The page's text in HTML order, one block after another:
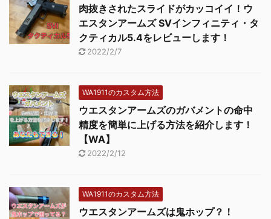
肉抜きされたスライドがカッコイイ！ウ
エスタンアームズ SVインフィニティ・タ
クティカル5.4をレビューします！
2022/2/7
WA1911のカスタム方法
ウエスタンアームズのガバメントの命中
精度を簡単に上げる方法を紹介します！
【WA】
2022/2/12
WA1911のカスタム方法
ウエスタンアームズは鬼ホップ？！